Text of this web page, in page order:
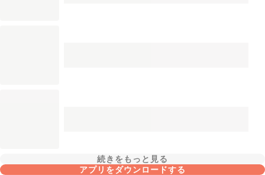
続きをもっと見る
アプリをダウンロードする